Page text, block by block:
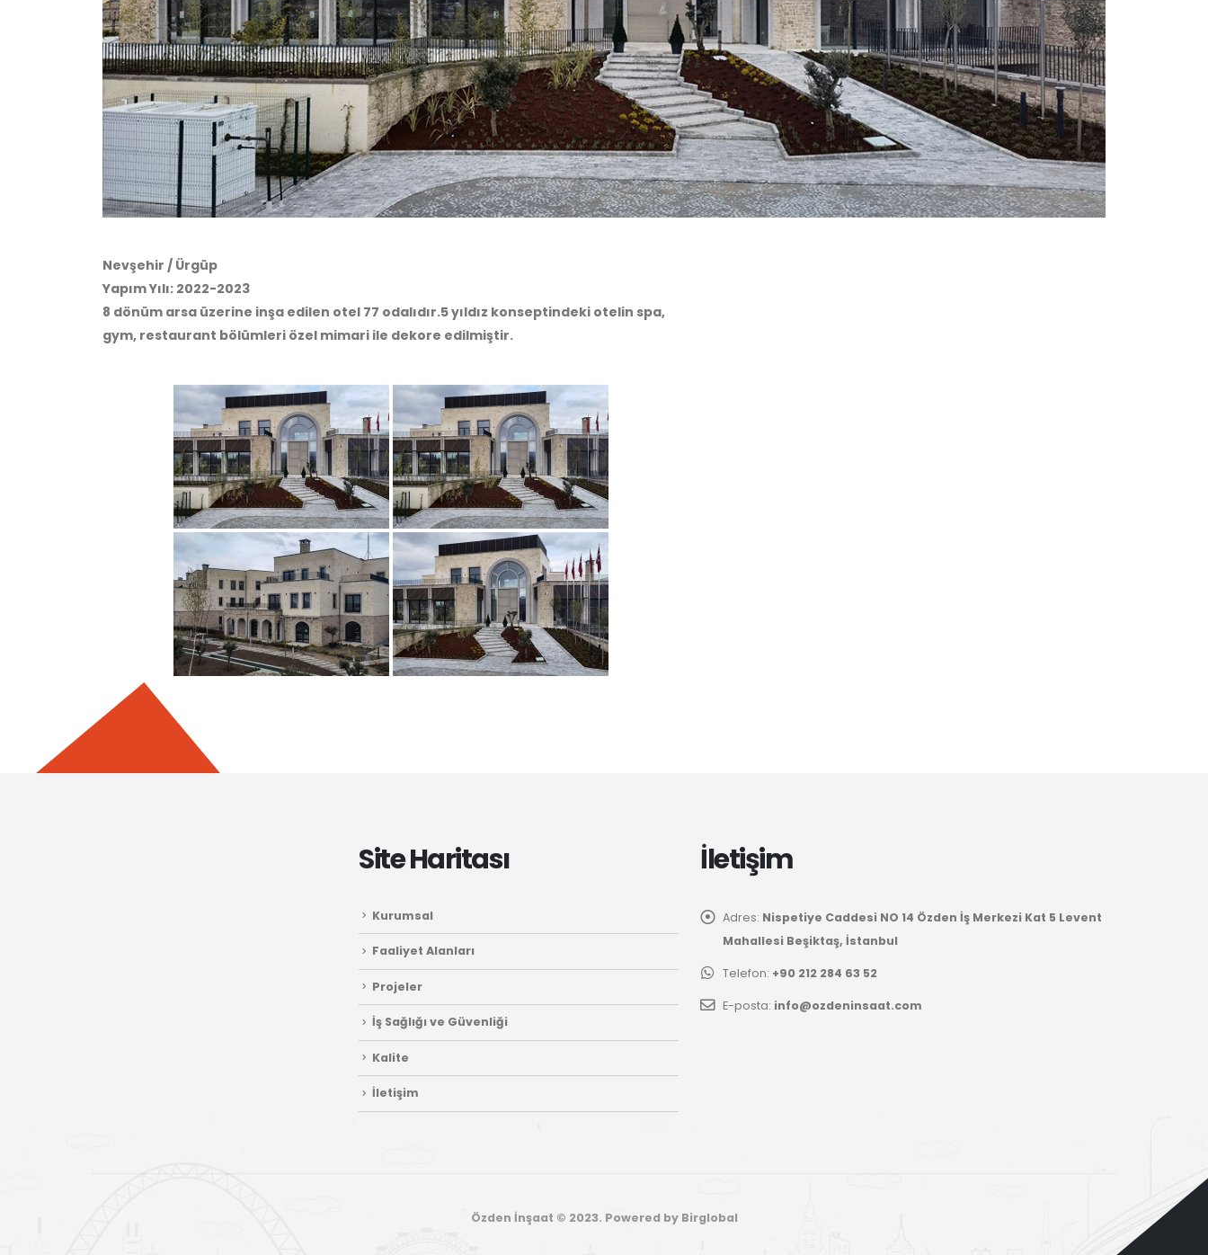
Nevşehir / Ürgüp
Yapım Yılı: 2022-2023
8 dönüm arsa üzerine inşa edilen otel 77 odalıdır.5 yıldız konseptindeki otelin spa,
gym, restaurant bölümleri özel mimari ile dekore edilmiştir.
Site Haritası
Kurumsal
Faaliyet Alanları
Projeler
İş Sağlığı ve Güvenliği
Kalite
İletişim
İletişim
Adres: Nispetiye Caddesi NO 14 Özden İş Merkezi Kat 5 Levent
Mahallesi Beşiktaş, İstanbul
Telefon: +90 212 284 63 52
E-posta: info@ozdeninsaat.com
Özden İnşaat © 2023. Powered by Birglobal